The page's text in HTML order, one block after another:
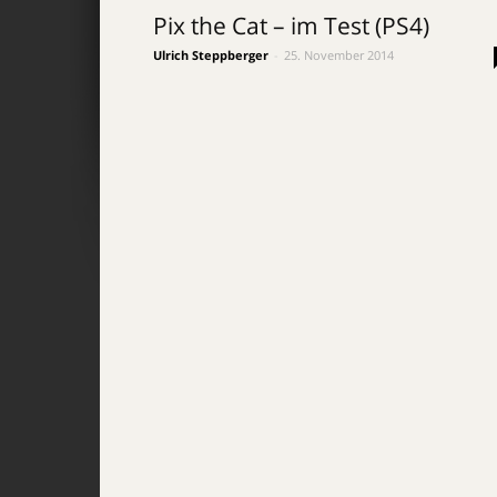
Pix the Cat – im Test (PS4)
Ulrich Steppberger 25. November 2014